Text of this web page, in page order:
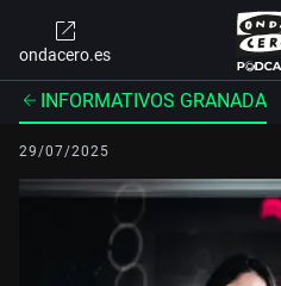
ondacero.es
INFORMATIVOS GRANADA
29/07/2025